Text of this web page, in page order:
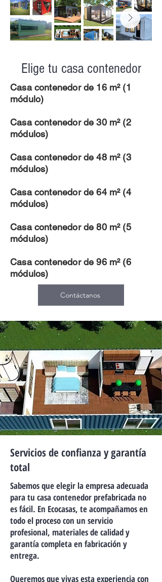
Elige tu casa contenedor
Casa contenedor de 16 m² (1
módulo)
Casa contenedor de 30 m² (2
módulos)
Casa contenedor de 48 m² (3
módulos)
Casa contenedor de 64 m² (4
módulos)
Casa contenedor de 80 m² (5
módulos)
Casa contenedor de 96 m²​​ (6
módulos)
Contáctanos
Servicios de confianza y garantía
total
Sabemos que elegir la empresa adecuada
para tu casa contenedor prefabricada no
es fácil. En Ecocasas, te acompañamos en
todo el proceso con un servicio
profesional, materiales de calidad y
garantía completa en fabricación y
entrega.
Queremos que vivas esta experiencia con